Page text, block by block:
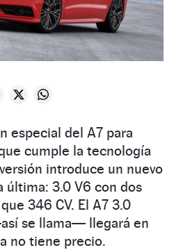
especial del A7 para
cumple la tecnología
introduce un nuevo
última: 3.0 V6 con dos
346 CV. El A7 3.0
se llama— llegará en
no tiene precio.